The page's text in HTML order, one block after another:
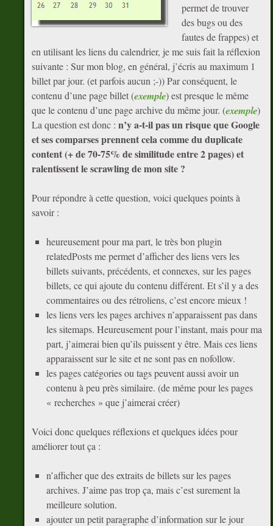
permet de trouver
des bugs ou des
fautes de frappes) et
en utilisant les liens du calendrier, je me suis fait la réflexion
suivante : Sur mon blog, en général, j’écris au maximum 1
billet par jour. (et parfois aucun ;-)) Par conséquent, le
contenu d’une page billet (exemple) est presque le même
que le contenu d’une page archive du même jour. (exemple)
La question est donc : n’y a-t-il pas un risque que Google
et ses comparses prennent cela comme du duplicate
content (+ de 70-75% de similitude entre 2 pages) et
ralentissent le scrawling de mon site ?
Pour répondre à cette question, voici quelques points à
savoir :
heureusement pour ma part, le très bon plugin
relatedPosts me permet d’afficher des liens vers les
billets suivants, précédents, et connexes, sur les pages
billets, ce qui ajoute du contenu différent. Et s’il y a des
commentaires ou des rétroliens, c’est encore mieux !
les liens vers les pages archives n’apparaissent pas dans
les sitemaps. Heureusement pour l’instant, mais pour ma
part, j’aimerai bien qu’ils puissent y être. Mais ces liens
apparaissent sur le site et ne sont pas en nofollow.
les pages catégories ou tags peuvent aussi avoir un
contenu à peu près similaire. (de même pour les pages
« recherches » que j’aimerai créer)
Voici donc quelques réflexions et quelques idées pour
améliorer tout ça :
n’afficher que des extraits de billets sur les pages
archives. J’aime pas trop ça, mais c’est surement la
meilleure solution.
ajouter un petit paragraphe d’information sur le jour